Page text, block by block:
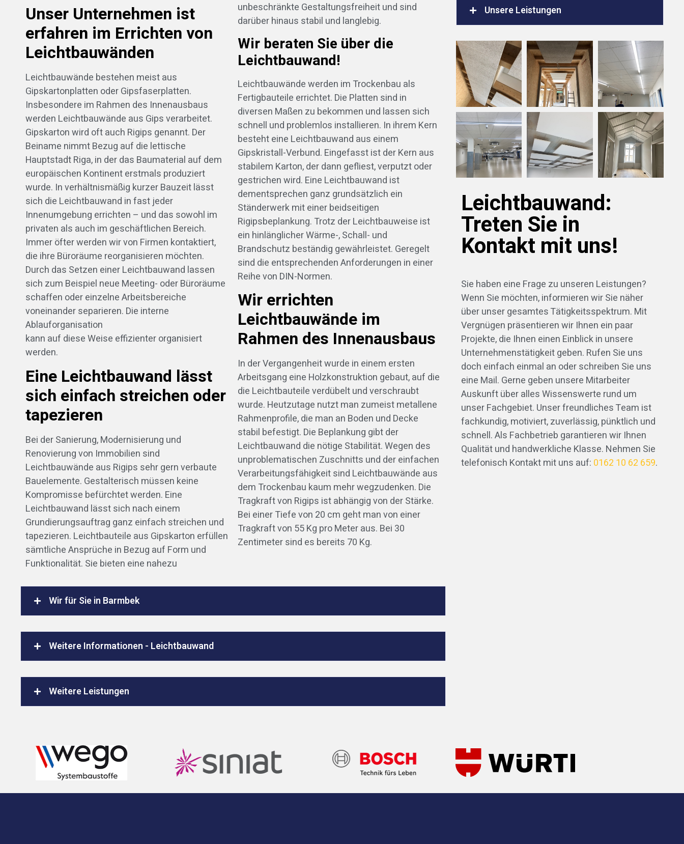
Unser Unternehmen ist
erfahren im Errichten von
Leichtbauwänden
Leichtbauwände bestehen meist aus
Gipskartonplatten oder Gipsfaserplatten.
Insbesondere im Rahmen des Innenausbaus
werden Leichtbauwände aus Gips verarbeitet.
Gipskarton wird oft auch Rigips genannt. Der
Beiname nimmt Bezug auf die lettische
Hauptstadt Riga, in der das Baumaterial auf dem
europäischen Kontinent erstmals produziert
wurde. In verhältnismäßig kurzer Bauzeit lässt
sich die Leichtbauwand in fast jeder
Innenumgebung errichten – und das sowohl im
privaten als auch im geschäftlichen Bereich.
Immer öfter werden wir von Firmen kontaktiert,
die ihre Büroräume reorganisieren möchten.
Durch das Setzen einer Leichtbauwand lassen
sich zum Beispiel neue Meeting- oder Büroräume
schaffen oder einzelne Arbeitsbereiche
voneinander separieren. Die interne
Ablauforganisation
kann auf diese Weise effizienter organisiert
werden.
Eine Leichtbauwand lässt
sich einfach streichen oder
tapezieren
Bei der Sanierung, Modernisierung und
Renovierung von Immobilien sind
Leichtbauwände aus Rigips sehr gern verbaute
Bauelemente. Gestalterisch müssen keine
Kompromisse befürchtet werden. Eine
Leichtbauwand lässt sich nach einem
Grundierungsauftrag ganz einfach streichen und
tapezieren. Leichtbauteile aus Gipskarton erfüllen
sämtliche Ansprüche in Bezug auf Form und
Funktionalität. Sie bieten eine nahezu
unbeschränkte Gestaltungsfreiheit und sind
darüber hinaus stabil und langlebig.
Wir beraten Sie über die
Leichtbauwand!
Leichtbauwände werden im Trockenbau als
Fertigbauteile errichtet. Die Platten sind in
diversen Maßen zu bekommen und lassen sich
schnell und problemlos installieren. In ihrem Kern
besteht eine Leichtbauwand aus einem
Gipskristall-Verbund. Eingefasst ist der Kern aus
stabilem Karton, der dann gefliest, verputzt oder
gestrichen wird. Eine Leichtbauwand ist
dementsprechen ganz grundsätzlich ein
Ständerwerk mit einer beidseitigen
Rigipsbeplankung. Trotz der Leichtbauweise ist
ein hinlänglicher Wärme-, Schall- und
Brandschutz beständig gewährleistet. Geregelt
sind die entsprechenden Anforderungen in einer
Reihe von DIN-Normen.
Wir errichten
Leichtbauwände im
Rahmen des Innenausbaus
In der Vergangenheit wurde in einem ersten
Arbeitsgang eine Holzkonstruktion gebaut, auf die
die Leichtbauteile verdübelt und verschraubt
wurde. Heutzutage nutzt man zumeist metallene
Rahmenprofile, die man an Boden und Decke
stabil befestigt. Die Beplankung gibt der
Leichtbauwand die nötige Stabilität. Wegen des
unproblematischen Zuschnitts und der einfachen
Verarbeitungsfähigkeit sind Leichtbauwände aus
dem Trockenbau kaum mehr wegzudenken. Die
Tragkraft von Rigips ist abhängig von der Stärke.
Bei einer Tiefe von 20 cm geht man von einer
Tragkraft von 55 Kg pro Meter aus. Bei 30
Zentimeter sind es bereits 70 Kg.
Wir für Sie in Barmbek
Weitere Informationen - Leichtbauwand
Weitere Leistungen
Unsere Leistungen
Leichtbauwand:
Treten Sie in
Kontakt mit uns!
Sie haben eine Frage zu unseren Leistungen?
Wenn Sie möchten, informieren wir Sie näher
über unser gesamtes Tätigkeitsspektrum. Mit
Vergnügen präsentieren wir Ihnen ein paar
Projekte, die Ihnen einen Einblick in unsere
Unternehmenstätigkeit geben. Rufen Sie uns
doch einfach einmal an oder schreiben Sie uns
eine Mail. Gerne geben unsere Mitarbeiter
Auskunft über alles Wissenswerte rund um
unser Fachgebiet. Unser freundliches Team ist
fachkundig, motiviert, zuverlässig, pünktlich und
schnell. Als Fachbetrieb garantieren wir Ihnen
Qualität und handwerkliche Klasse. Nehmen Sie
telefonisch Kontakt mit uns auf: 0162 10 62 659.